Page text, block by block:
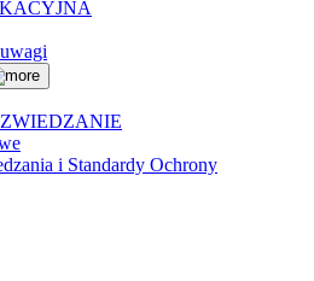
i Standardy Ochrony